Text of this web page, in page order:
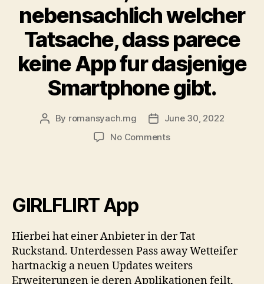
Libros
De
Enamorarlos”
nebensachlich welcher
Tatsache, dass parece
keine App fur dasjenige
Smartphone gibt.
Post
By romansyach.mg
PostJune 30, 2022
No Commentson
und
bleibt
veraltet,
sondern
GIRLFLIRT App
Hierbei hat einer Anbieter in der Tat
Ruckstand. Unterdessen Pass away Wetteifer
hartnackig a neuen Updates weiters
Erweiterungen je deren Applikationen feilt,